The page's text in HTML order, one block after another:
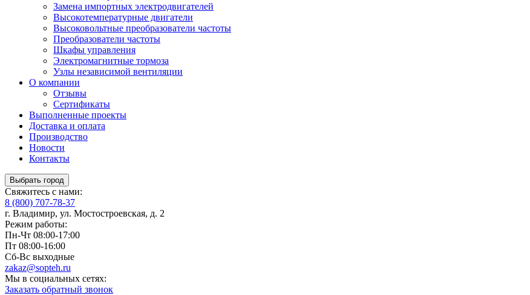
Замена импортных электродвигателей
Высокотемпературные двигатели
Высоковольтные преобразователи частоты
Преобразователи частоты
Шкафы управления
Электромагнитные тормоза
Узлы независимой вентиляции
О компании
Отзывы
Сертификаты
Выполненные проекты
Доставка и оплата
Производство
Новости
Контакты
Выбрать город
Свяжитесь с нами:
8 (800) 707-78-37
г. Владимир, ул. Мостостроевская, д. 2
Режим работы:
Пн-Чт 08:00-17:00
Пт 08:00-16:00
Сб-Вс выходные
zakaz@sopteh.ru
Мы в социальных сетях:
Заказать обратный звонок